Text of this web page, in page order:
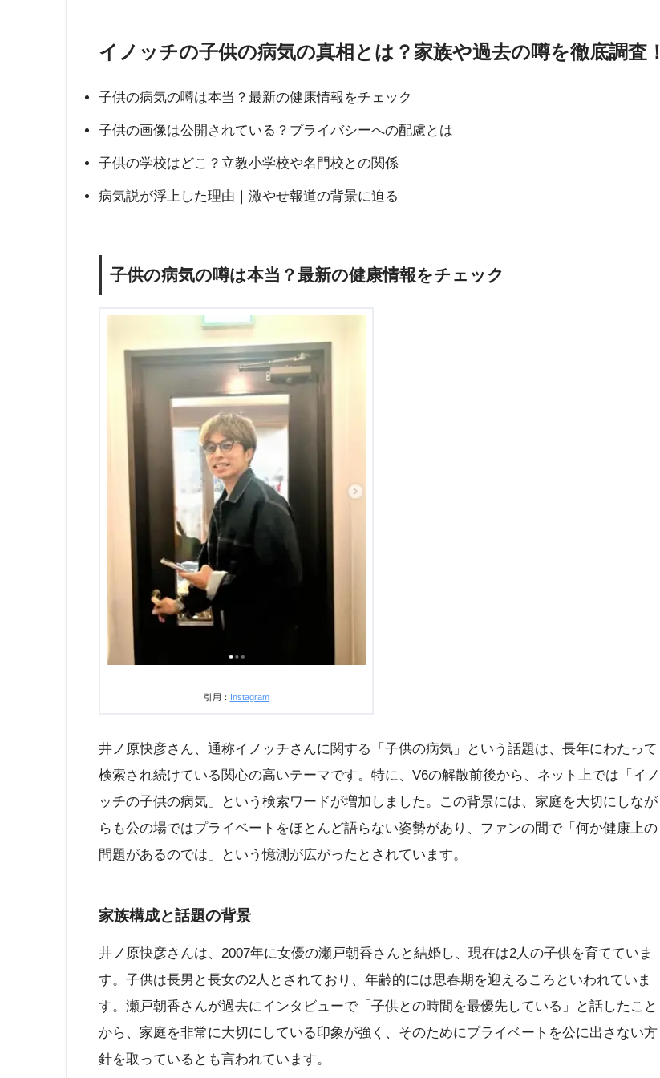
イノッチの子供の病気の真相とは？家族や過去の噂を徹底調査！
子供の病気の噂は本当？最新の健康情報をチェック
子供の画像は公開されている？プライバシーへの配慮とは
子供の学校はどこ？立教小学校や名門校との関係
病気説が浮上した理由｜激やせ報道の背景に迫る
子供の病気の噂は本当？最新の健康情報をチェック
引用： Instagram
井ノ原快彦さん、通称イノッチさんに関する「子供の病気」という話題は、長年にわたって
検索され続けている関心の高いテーマです。特に、V6の解散前後から、ネット上では「イノ
ッチの子供の病気」という検索ワードが増加しました。この背景には、家庭を大切にしなが
らも公の場ではプライベートをほとんど語らない姿勢があり、ファンの間で「何か健康上の
問題があるのでは」という憶測が広がったとされています。
家族構成と話題の背景
井ノ原快彦さんは、2007年に女優の瀬戸朝香さんと結婚し、現在は2人の子供を育てていま
す。子供は長男と長女の2人とされており、年齢的には思春期を迎えるころといわれていま
す。瀬戸朝香さんが過去にインタビューで「子供との時間を最優先している」と話したこと
から、家庭を非常に大切にしている印象が強く、そのためにプライベートを公に出さない方
針を取っているとも言われています。